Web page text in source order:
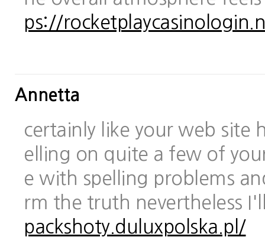
ps://
Annetta
certainly like your web site
elling on quite a few of
e with spelling problems
rm the truth nevertheless
packshoty.duluxpolska.pl/